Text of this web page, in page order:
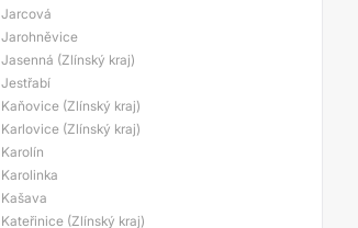
Jarcová
Jarohněvice
Jasenná (Zlínský kraj)
Jestřabí
Kaňovice (Zlínský kraj)
Karlovice (Zlínský kraj)
Karolín
Karolinka
Kašava
Kateřinice (Zlínský kraj)